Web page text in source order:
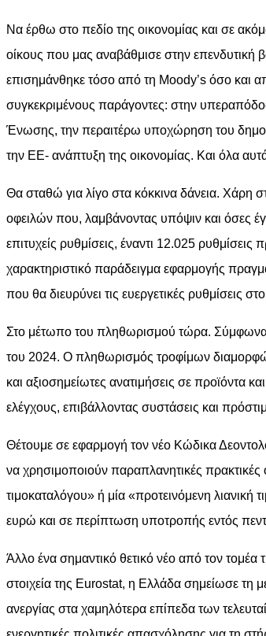
Να έρθω στο πεδίο της οικονομίας και σε
οίκους που μας αναβάθμισε στην επενδυτική
επισημάνθηκε τόσο από τη Moody’s όσο και
συγκεκριμένους παράγοντες: στην
Ένωσης, την περαιτέρω υποχώρηση του
την ΕΕ- ανάπτυξη της οικονομίας. Και όλα
Θα σταθώ για λίγο στα κόκκινα δάνεια. Χάρη
οφειλών που, λαμβάνοντας υπόψιν και όσες
επιτυχείς ρυθμίσεις, έναντι 12.025
χαρακτηριστικό παράδειγμα εφαρμογής
που θα διευρύνει τις ευεργετικές ρυθμίσεις
Στο μέτωπο του πληθωρισμού τώρα. Σύμφωνα
του 2024. Ο πληθωρισμός τροφίμων
και αξιοσημείωτες ανατιμήσεις σε προϊόντα
ελέγχους, επιβάλλοντας συστάσεις και
Θέτουμε σε εφαρμογή τον νέο Κώδικα
να χρησιμοποιούν παραπλανητικές
τιμοκαταλόγου» ή μία «προτεινόμενη
ευρώ και σε περίπτωση υποτροπής εντός
Άλλο ένα σημαντικό θετικό νέο από τον
στοιχεία της Eurostat, η Ελλάδα σημείωσε τη
ανεργίας στα χαμηλότερα επίπεδα των